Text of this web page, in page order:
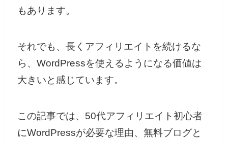
もあります。
それでも、長くアフィリエイトを続けるな
ら、WordPressを使えるようになる価値は
大きいと感じています。
この記事では、50代アフィリエイト初心者
にWordPressが必要な理由、無料ブログと